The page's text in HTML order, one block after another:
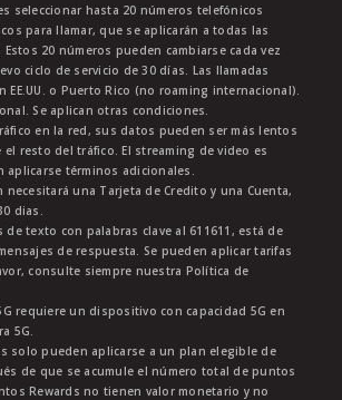
seleccionar hasta 20 números telefónicos
para llamar, que se aplicarán a todas las
20 números pueden cambiarse cada vez
ciclo de servicio de 30 días. Las llamadas
EE.UU. o Puerto Rico (no roaming internacional).
Se aplican otras condiciones.
en la red, sus datos pueden ser más lentos
resto del tráfico. El streaming de video es
aplicarse términos adicionales.
una Tarjeta de Credito y una Cuenta,
dias.
de texto con palabras clave al 611611, está de
de respuesta. Se pueden aplicar tarifas
consulte siempre nuestra Política de
requiere un dispositivo con capacidad 5G en
5G.
solo pueden aplicarse a un plan elegible de
de que se acumule el número total de puntos
Rewards no tienen valor monetario y no